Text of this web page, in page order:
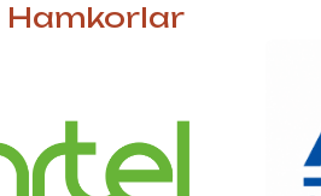
Hamkorlar